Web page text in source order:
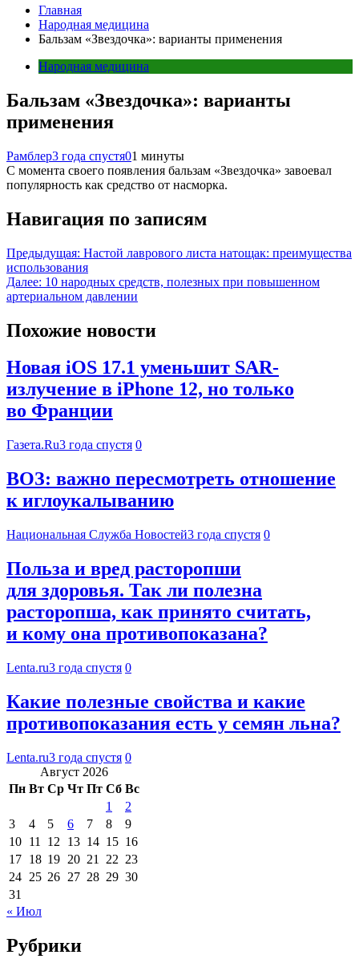
Главная
Народная медицина
Бальзам «Звездочка»: варианты применения
Народная медицина
Бальзам «Звездочка»: варианты
применения
Рамблер3 года спустя01 минуты
С момента своего появления бальзам «Звездочка» завоевал
популярность как средство от насморка.
Навигация по записям
Предыдущая: Настой лаврового листа натощак: преимущества
использования
Далее: 10 народных средств, полезных при повышенном
артериальном давлении
Похожие новости
Новая iOS 17.1 уменьшит SAR-
излучение в iPhone 12, но только
во Франции
Газета.Ru3 года спустя 0
ВОЗ: важно пересмотреть отношение
к иглоукалыванию
Национальная Служба Новостей3 года спустя 0
Польза и вред расторопши
для здоровья. Так ли полезна
расторопша, как принято считать,
и кому она противопоказана?
Lenta.ru3 года спустя 0
Какие полезные свойства и какие
противопоказания есть у семян льна?
Lenta.ru3 года спустя 0
Август 2026
Пн Вт Ср Чт Пт Сб Вс
1
2
3
4 5 6 7 8
9
10 11 12 13 14 15 16
17 18 19 20 21 22 23
24 25 26 27 28 29 30
31
« Июл
Рубрики